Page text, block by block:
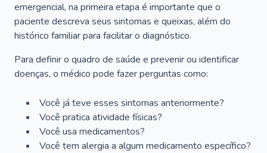
emergencial, na primeira etapa é importante que o
paciente descreva seus sintomas e queixas, além do
histórico familiar para facilitar o diagnóstico.
Para definir o quadro de saúde e prevenir ou identificar
doenças, o médico pode fazer perguntas como:
Você já teve esses sintomas anteriormente?
Você pratica atividade físicas?
Você usa medicamentos?
Você tem alergia a algum medicamento específico?